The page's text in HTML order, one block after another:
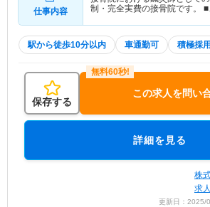
仕事内容
制・完全実費の接骨院です。
駅から徒歩10分以内 車通勤可 積極採
保存する
この求人を問い
詳細を見る
株
求
更新日：